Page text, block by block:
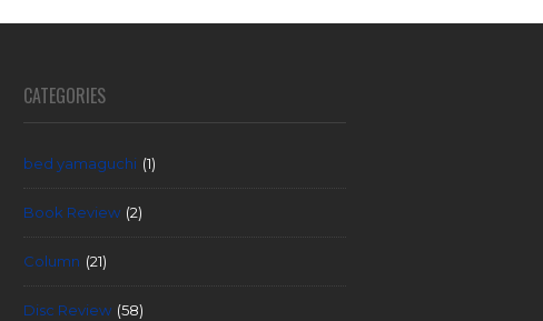
CATEGORIES
bed yamaguchi (1)
Book Review (2)
Column (21)
Disc Review (58)